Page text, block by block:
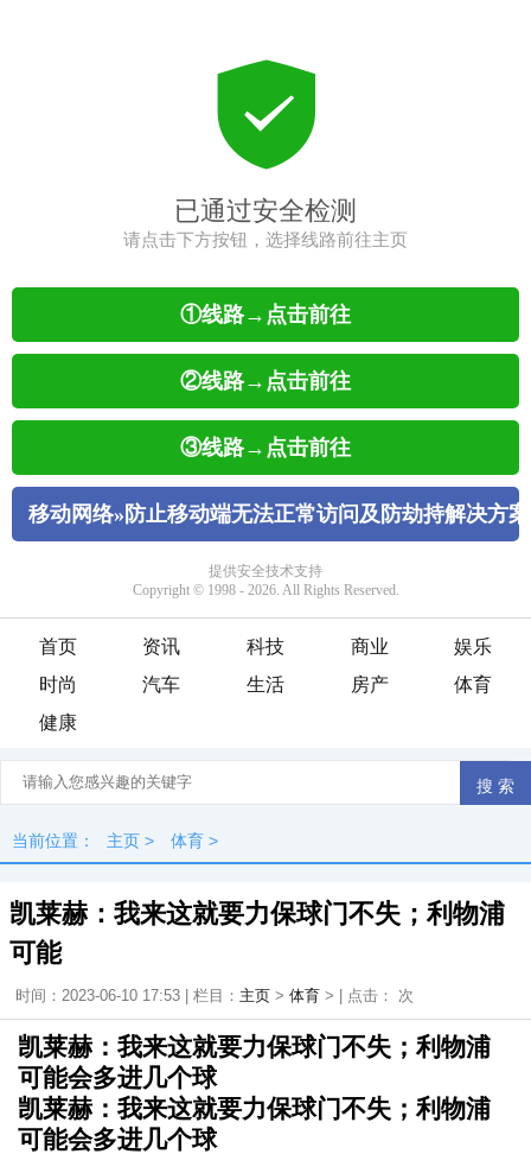
首页 资讯 科技 商业
娱乐
时尚
汽车 生活 房产
体育
健康
当前位置： 主页 > 体育 >
凯莱赫：我来这就要力保球门不失；利物浦
可能
时间：2023-06-10 17:53 | 栏目： 主页 > 体育 > | 点击： 次
凯莱赫：我来这就要力保球门不失；利物浦
可能会多进几个球
凯莱赫：我来这就要力保球门不失；利物浦
可能会多进几个球